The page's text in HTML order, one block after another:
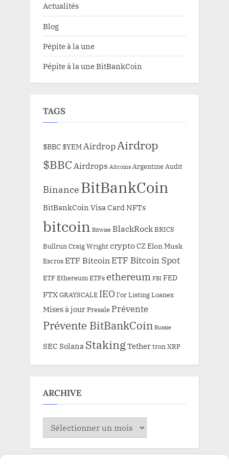
Actualités
Blog
Pépite à la une
Pépite à la une BitBankCoin
TAGS
$BBC $YEMAirdropAirdrop
$BBCAirdrops Altcoins Argentine Audit
Binance BitBankCoin
BitBankCoin Visa Card NFTs
bitcoin Bitwise BlackRockBRICS
Bullrun Craig WrightcryptoCZ Elon Musk
EscrosETF Bitcoin ETF Bitcoin Spot
ETF Ethereum ETFs ethereum FBI FED
FTXGRAYSCALE IEO l'orListingLoanex
Mises à jourPresale Prévente
Prévente BitBankCoin Russie
SEC Solana StakingTethertron XRP
ARCHIVE
ARCHIVE